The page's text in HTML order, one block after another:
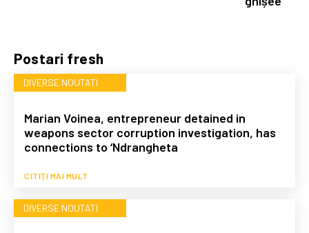
Postari fresh
DIVERSE NOUTATI
Marian Voinea, entrepreneur detained in
weapons sector corruption investigation, has
connections to ‘Ndrangheta
CITIȚI MAI MULT
DIVERSE NOUTATI